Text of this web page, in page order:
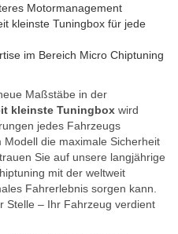
Motormanagement
kleinste Tuningbox für jede
im Bereich Micro Chiptuning
Maßstäbe in der
kleinste Tuningbox wird
jedes Fahrzeugs
die maximale Sicherheit
Sie auf unsere langjährige
mit der weltweit
Fahrerlebnis sorgen kann.
Stelle – Ihr Fahrzeug verdient